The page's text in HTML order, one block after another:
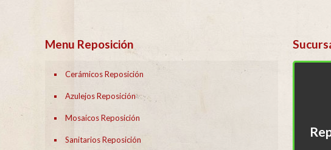
Menu Reposición
Cerámicos Reposición
Azulejos Reposición
Mosaicos Reposición
Sanitarios Reposición